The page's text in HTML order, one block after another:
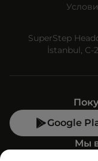
SuperStep
İstanbul, C-
Google
Мы